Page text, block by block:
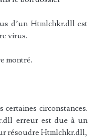
d’un Htmlchkr.dll est
virus.
montré.
circonstances.
erreur est due à un
résoudre Htmlchkr.dll,